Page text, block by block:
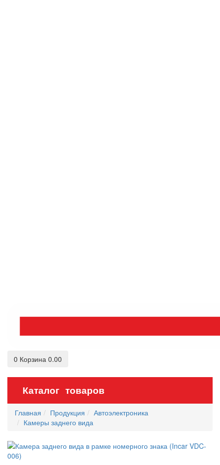
0 Корзина 0.00
Каталог товаров
Главная Продукция
Автоэлектроника
Камеры заднего вида